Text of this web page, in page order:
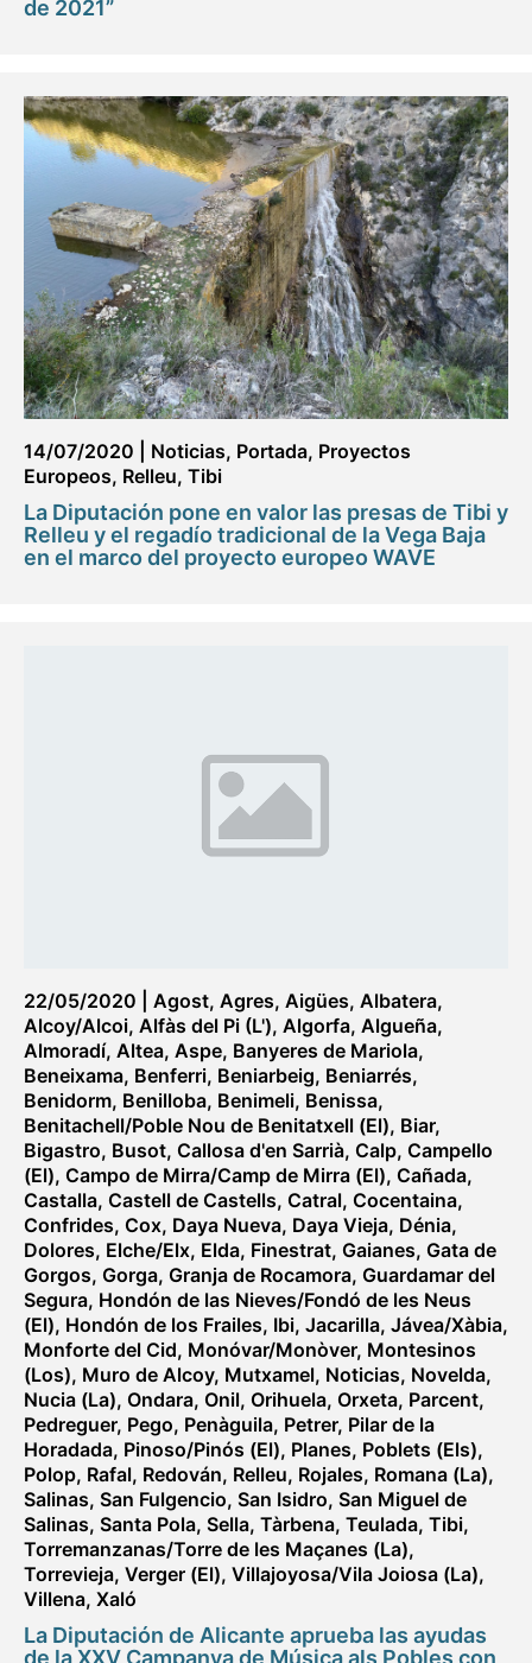
de 2021”
14/07/2020 Noticias, Portada, Proyectos
Europeos, Relleu, Tibi
La Diputación pone en valor las presas de Tibi y
Relleu y el regadío tradicional de la Vega Baja
en el marco del proyecto europeo WAVE
22/05/2020 Agost, Agres, Aigües, Albatera,
Alcoy/Alcoi, Alfàs del Pi (L'), Algorfa, Algueña,
Almoradí, Altea, Aspe, Banyeres de Mariola,
Beneixama, Benferri, Beniarbeig, Beniarrés,
Benidorm, Benilloba, Benimeli, Benissa,
Benitachell/Poble Nou de Benitatxell (El), Biar,
Bigastro, Busot, Callosa d'en Sarrià, Calp, Campello
(El), Campo de Mirra/Camp de Mirra (El), Cañada,
Castalla, Castell de Castells, Catral, Cocentaina,
Confrides, Cox, Daya Nueva, Daya Vieja, Dénia,
Dolores, Elche/Elx, Elda, Finestrat, Gaianes, Gata de
Gorgos, Gorga, Granja de Rocamora, Guardamar del
Segura, Hondón de las Nieves/Fondó de les Neus
(El), Hondón de los Frailes, Ibi, Jacarilla, Jávea/Xàbia,
Monforte del Cid, Monóvar/Monòver, Montesinos
(Los), Muro de Alcoy, Mutxamel, Noticias, Novelda,
Nucia (La), Ondara, Onil, Orihuela, Orxeta, Parcent,
Pedreguer, Pego, Penàguila, Petrer, Pilar de la
Horadada, Pinoso/Pinós (El), Planes, Poblets (Els),
Polop, Rafal, Redován, Relleu, Rojales, Romana (La),
Salinas, San Fulgencio, San Isidro, San Miguel de
Salinas, Santa Pola, Sella, Tàrbena, Teulada, Tibi,
Torremanzanas/Torre de les Maçanes (La),
Torrevieja, Verger (El), Villajoyosa/Vila Joiosa (La),
Villena, Xaló
La Diputación de Alicante aprueba las ayudas
de la XXV Campanya de Música als Pobles con